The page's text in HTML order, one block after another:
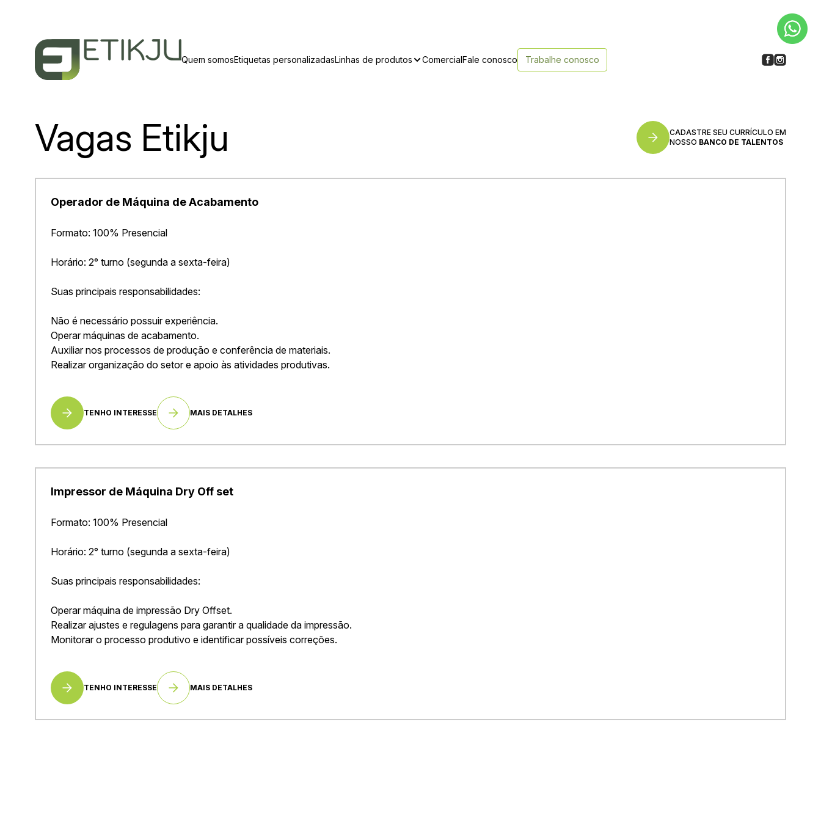
Quem somosEtiquetas personalizadasLinhas de produtos ComercialFale conosco Trabalhe conosco
Vagas Etikju
CADASTRE SEU CURRÍCULO EM
NOSSO BANCO DE TALENTOS
Operador de Máquina de Acabamento
Formato: 100% Presencial
Horário: 2° turno (segunda a sexta-feira)
Suas principais responsabilidades:
Não é necessário possuir experiência.
Operar máquinas de acabamento.
Auxiliar nos processos de produção e conferência de materiais.
Realizar organização do setor e apoio às atividades produtivas.
TENHO INTERESSE MAIS DETALHES
Impressor de Máquina Dry Off set
Formato: 100% Presencial
Horário: 2° turno (segunda a sexta-feira)
Suas principais responsabilidades:
Operar máquina de impressão Dry Offset.
Realizar ajustes e regulagens para garantir a qualidade da impressão.
Monitorar o processo produtivo e identificar possíveis correções.
TENHO INTERESSE MAIS DETALHES